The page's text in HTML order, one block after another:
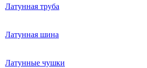
Латунная труба
Латунная шина
Латунные чушки